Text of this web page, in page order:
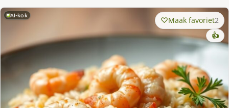
AI-kok Maak favoriet2
👍